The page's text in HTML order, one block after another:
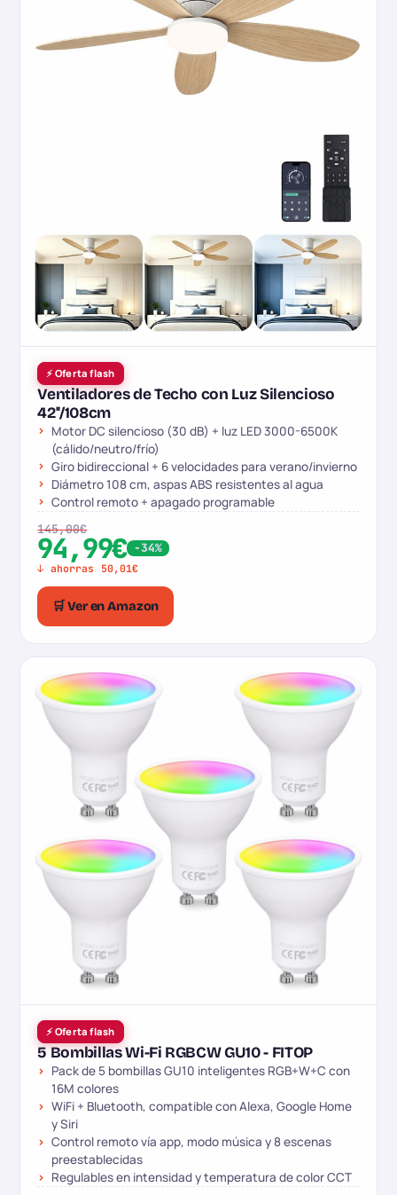
⚡ Oferta flash
Ventiladores de Techo con Luz Silencioso
42''/108cm
Motor DC silencioso (30 dB) + luz LED 3000-6500K
(cálido/neutro/frío)
Giro bidireccional + 6 velocidades para verano/invierno
Diámetro 108 cm, aspas ABS resistentes al agua
Control remoto + apagado programable
145,00€
94,99€ -34%
↓ ahorras 50,01€
🛒 Ver en Amazon
⚡ Oferta flash
5 Bombillas Wi-Fi RGBCW GU10 - FITOP
Pack de 5 bombillas GU10 inteligentes RGB+W+C con
16M colores
WiFi + Bluetooth, compatible con Alexa, Google Home
y Siri
Control remoto vía app, modo música y 8 escenas
preestablecidas
Regulables en intensidad y temperatura de color CCT